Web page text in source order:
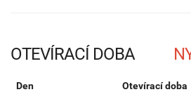
OTEVÍRACÍ DOBA
Den Otevírací doba